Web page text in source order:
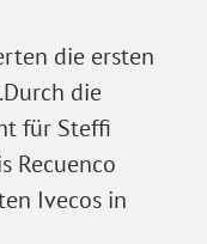
die ersten
die
für Steffi
Recuenco
Ivecos in